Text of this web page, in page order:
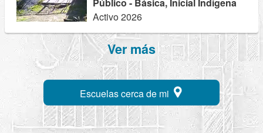
Activo 2026
Ver más
Escuelas cerca de mi